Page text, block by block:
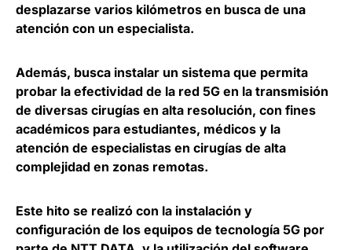
desplazarse varios kilómetros en busca de una
atención con un especialista.
Además, busca instalar un sistema que permita
probar la efectividad de la red 5G en la transmisión
de diversas cirugías en alta resolución, con fines
académicos para estudiantes, médicos y la
atención de especialistas en cirugías de alta
complejidad en zonas remotas.
Este hito se realizó con la instalación y
configuración de los equipos de tecnología 5G por